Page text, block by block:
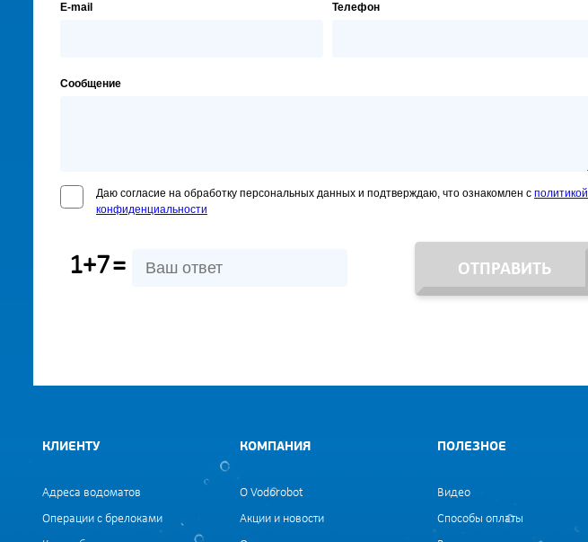
E-mail Телефон
Сообщение
Даю согласие на обработку персональных данных и подтверждаю, что ознакомлен с политикой
конфиденциальности
1+7= ОТПРАВИТЬ
КЛИЕНТУ
Адреса водоматов
Операции с брелоками
КОМПАНИЯ
О Vodorobot
Акции и новости
ПОЛЕЗНОЕ
Видео
Способы оплаты